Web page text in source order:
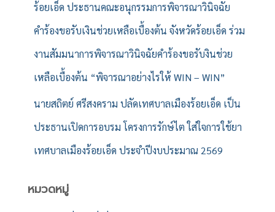
ร้อยเอ็ด ประธานคณะอนุกรรมการพิจารณาวินิจฉัย
คำร้องขอรับเงินช่วยเหลือเบื้องต้น จังหวัดร้อยเอ็ด ร่วม
งานสัมมนาการพิจารณาวินิจฉัยคำร้องขอรับงินช่วย
เหลือเบื้องต้น “พิจารณาอย่างไรให้ WIN – WIN”
นายสถิตย์ ศรีสงคราม ปลัดเทศบาลเมืองร้อยเอ็ด เป็น
ประธานเปิดการอบรม โครงการรักษ์ไต ใส่ใจการใช้ยา
เทศบาลเมืองร้อยเอ็ด ประจำปีงบประมาณ 2569
หมวดหมู่